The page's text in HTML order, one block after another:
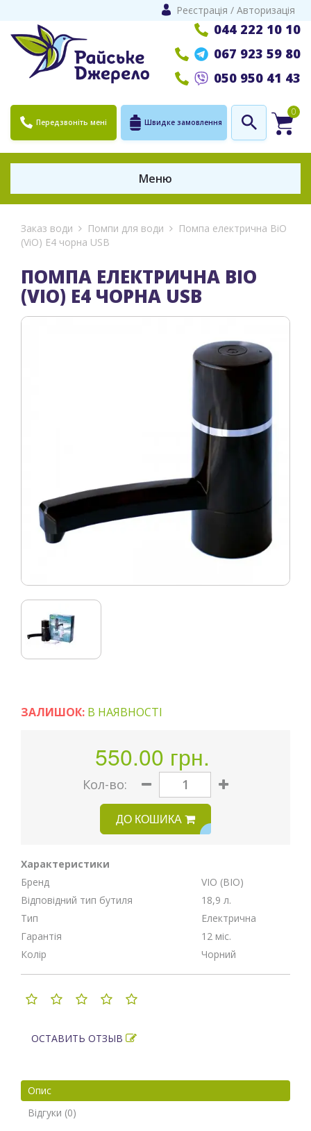
Реєстрація / Авторизація
044 222 10 10
067 923 59 80
050 950 41 43
Передзвоніть мені Швидке замовлення
0
Меню
Заказ води Помпи для води
Помпа електрична ВіО
(ViO) E4 чорна USB
ПОМПА ЕЛЕКТРИЧНА ВІО
(VIO) E4 ЧОРНА USB
ЗАЛИШОК: В НАЯВНОСТІ
550.00 грн.
Кoл-во:
ДО КОШИКА
Характеристики
Бренд
VIO (ВІО)
Відповідний тип бутиля
18,9 л.
Тип
Електрична
Гарантія
12 міс.
Колір
Чорний
ОСТАВИТЬ ОТЗЫВ
Опис
Відгуки (0)